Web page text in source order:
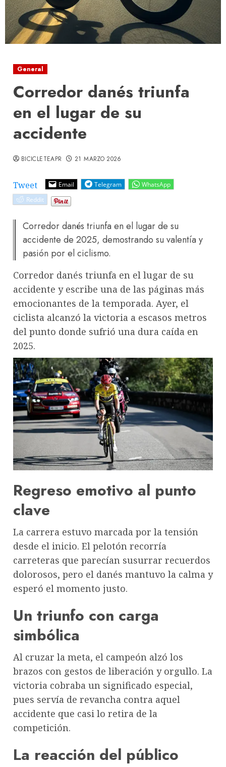
General
Corredor danés triunfa
en el lugar de su
accidente
Tweet Email Telegram
WhatsApp
Reddit
BICICLETEAPR 21 MARZO 2026
Corredor danés triunfa en el lugar de su
accidente de 2025, demostrando su valentía y
pasión por el ciclismo.
Corredor danés triunfa en el lugar de su
accidente y escribe una de las páginas más
emocionantes de la temporada. Ayer, el
ciclista alcanzó la victoria a escasos metros
del punto donde sufrió una dura caída en
2025.
Regreso emotivo al punto
clave
La carrera estuvo marcada por la tensión
desde el inicio. El pelotón recorría
carreteras que parecían susurrar recuerdos
dolorosos, pero el danés mantuvo la calma y
esperó el momento justo.
Un triunfo con carga
simbólica
Al cruzar la meta, el campeón alzó los
brazos con gestos de liberación y orgullo. La
victoria cobraba un significado especial,
pues servía de revancha contra aquel
accidente que casi lo retira de la
competición.
La reacción del público